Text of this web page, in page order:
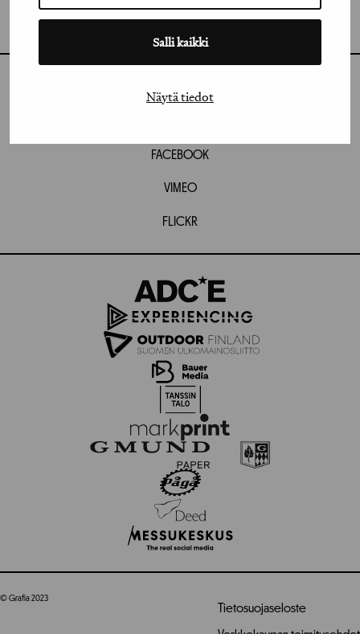
Salli kaikki
Näytä tiedot
GRAFIA(AT)GRAFIA.FI
INSTAGRAM
FACEBOOK
VIMEO
FLICKR
© Grafia 2023
Tietosuojaseloste